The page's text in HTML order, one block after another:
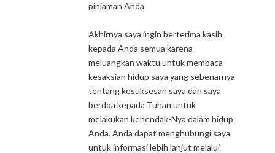
pinjaman Anda
Akhirnya saya ingin berterima kasih
kepada Anda semua karena
meluangkan waktu untuk membaca
kesaksian hidup saya yang sebenarnya
tentang kesuksesan saya dan saya
berdoa kepada Tuhan untuk
melakukan kehendak-Nya dalam hidup
Anda. Anda dapat menghubungi saya
untuk informasi lebih lanjut melalui